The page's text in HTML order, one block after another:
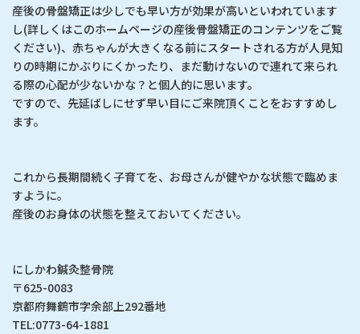
産後の骨盤矯正は少しでも早い方が効果が高いといわれています
し(詳しくはこのホームページの産後骨盤矯正のコンテンツをご覧
ください)、赤ちゃんが大きくなる前にスタートされる方が人見知
りの時期にかぶりにくかったり、まだ動けないので連れて来られ
る際の心配が少ないかな？と個人的に思います。
ですので、先延ばしにせず早い目にご来院頂くことをおすすめし
ます。
これから長期間続く子育てを、お母さんが健やかな状態で臨めま
すように。
産後のお身体の状態を整えておいてください。
にしかわ鍼灸整骨院
〒625-0083
京都府舞鶴市字余部上292番地
TEL:0773-64-1881